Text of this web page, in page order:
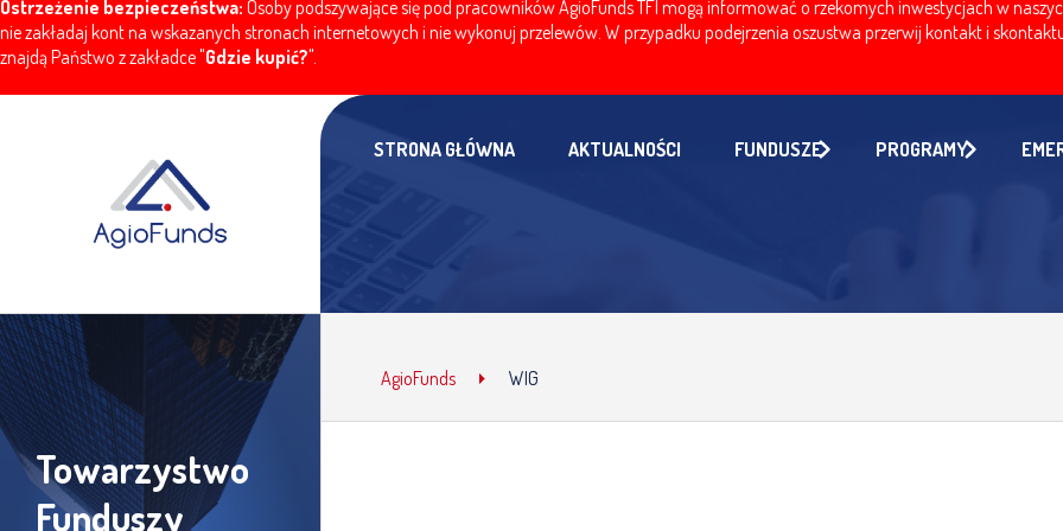
Ostrzeżenie bezpieczeństwa: Osoby podszywające się pod pracowników AgioFunds TFI mogą informować o rzekomych inwestycjach w
nie zakładaj kont na wskazanych stronach internetowych i nie wykonuj przelewów. W przypadku podejrzenia oszustwa przerwij kontakt i
znajdą Państwo z zakładce "Gdzie kupić?".
STRONA GŁÓWNA AKTUALNOŚCI FUNDUSZE PROGRAMY
Towarzystwo
Funduszy
AgioFunds WIG